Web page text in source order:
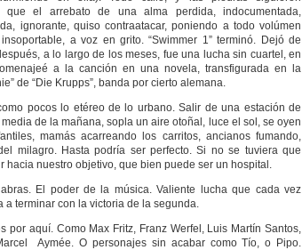
que el arrebato de una alma perdida, indocumentada,
ignorante, quiso contraatacar, poniendo a todo volúmen
a voz en grito. “Swimmer 1” terminó. Dejó de
a lo largo de los meses, fue una lucha sin cuartel, en
a la canción en una novela, transfigurada en la
de “Die Krupps”, banda por cierto alemana.
pocos lo etéreo de lo urbano. Salir de una estación de
de la mañana, sopla un aire otoñal, luce el sol, se oyen
mamás acarreando los carritos, ancianos fumando,
milagro. Hasta podría ser perfecto. Si no se tuviera que
hacia nuestro objetivo, que bien puede ser un hospital.
El poder de la música. Valiente lucha que cada vez
a terminar con la victoria de la segunda.
por aquí. Como Max Fritz, Franz Werfel, Luis Martín Santos,
Aymée. O personajes sin acabar como Tío, o Pipo.